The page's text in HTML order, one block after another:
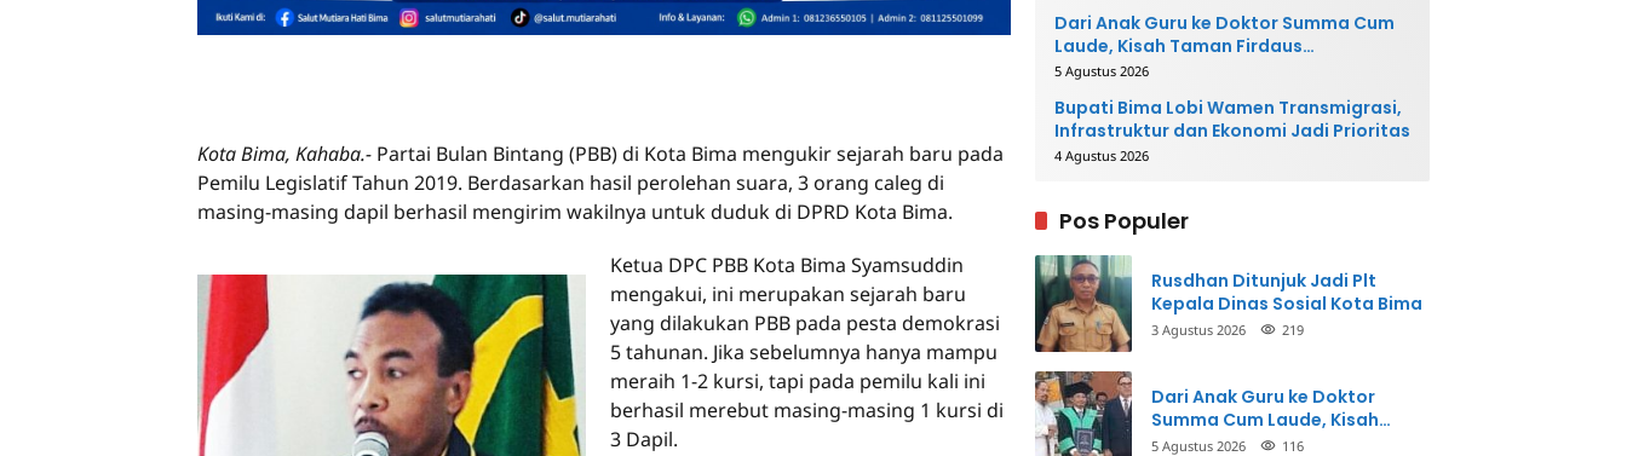
Kota Bima, Kahaba.- Partai Bulan Bintang (PBB) di Kota Bima mengukir sejarah baru pada
Pemilu Legislatif Tahun 2019. Berdasarkan hasil perolehan suara, 3 orang caleg di
masing-masing dapil berhasil mengirim wakilnya untuk duduk di DPRD Kota Bima.
Ketua DPC PBB Kota Bima Syamsuddin
mengakui, ini merupakan sejarah baru
yang dilakukan PBB pada pesta demokrasi
5 tahunan. Jika sebelumnya hanya mampu
meraih 1-2 kursi, tapi pada pemilu kali ini
berhasil merebut masing-masing 1 kursi di
3 Dapil.
Dari Anak Guru ke Doktor Summa Cum
Laude, Kisah Taman Firdaus
Menginspirasi
5 Agustus 2026
Bupati Bima Lobi Wamen Transmigrasi,
Infrastruktur dan Ekonomi Jadi Prioritas
4 Agustus 2026
Pos Populer
Rusdhan Ditunjuk Jadi Plt
Kepala Dinas Sosial Kota Bima
3 Agustus 2026 219
Dari Anak Guru ke Doktor
Summa Cum Laude, Kisah
Taman Firdaus Menginspirasi
5 Agustus 2026 116